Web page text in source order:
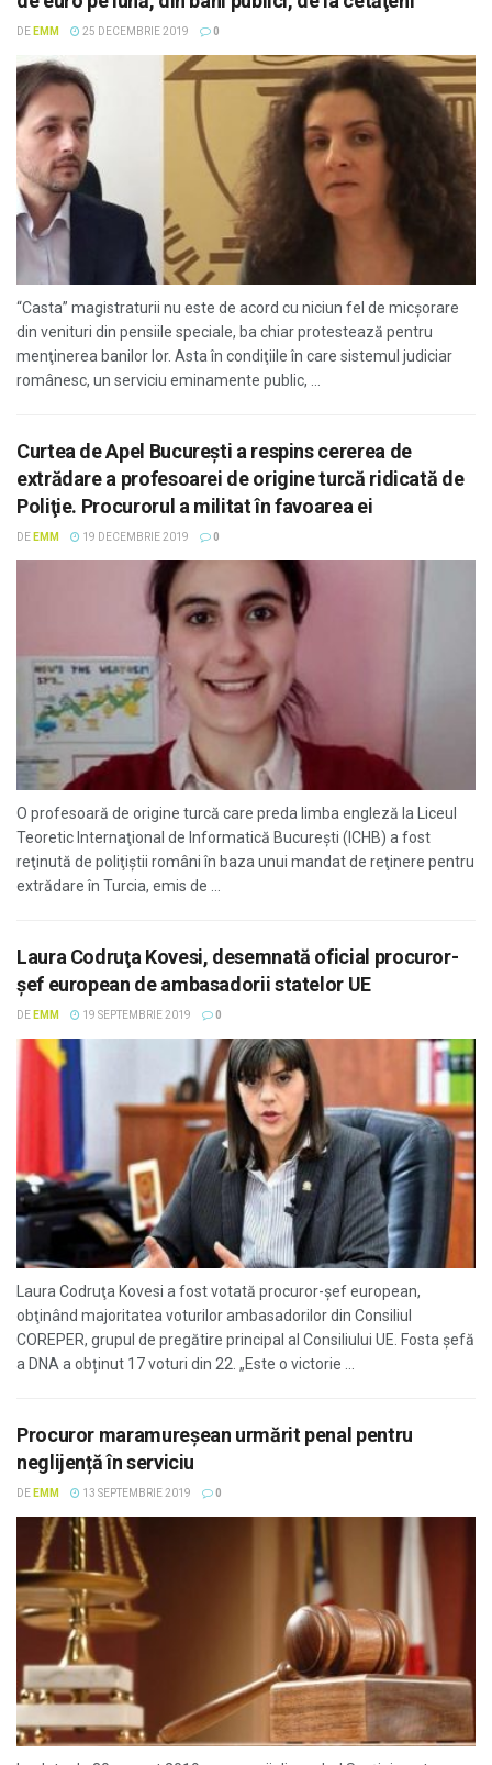
DE EMM 25 DECEMBRIE 2019 0
“Casta” magistraturii nu este de acord cu niciun fel de micşorare
din venituri din pensiile speciale, ba chiar protestează pentru
menţinerea banilor lor. Asta în condiţiile în care sistemul judiciar
românesc, un serviciu eminamente public, ...
Curtea de Apel Bucureşti a respins cererea de
extrădare a profesoarei de origine turcă ridicată de
Poliţie. Procurorul a militat în favoarea ei
DE EMM 19 DECEMBRIE 2019 0
O profesoară de origine turcă care preda limba engleză la Liceul
Teoretic Internaţional de Informatică Bucureşti (ICHB) a fost
reţinută de poliţiştii români în baza unui mandat de reţinere pentru
extrădare în Turcia, emis de ...
Laura Codruţa Kovesi, desemnată oficial procuror-
şef european de ambasadorii statelor UE
DE EMM 19 SEPTEMBRIE 2019 0
Laura Codruţa Kovesi a fost votată procuror-șef european,
obţinând majoritatea voturilor ambasadorilor din Consiliul
COREPER, grupul de pregătire principal al Consiliului UE. Fosta șefă
a DNA a obținut 17 voturi din 22. „Este o victorie ...
Procuror maramureșean urmărit penal pentru
neglijență în serviciu
DE EMM 13 SEPTEMBRIE 2019 0